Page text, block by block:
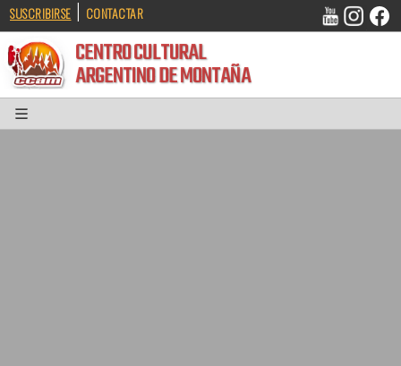
SUSCRIBIRSE | CONTACTAR
CENTRO CULTURAL
ARGENTINO DE MONTAÑA